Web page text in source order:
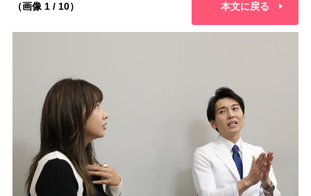
（画像 1 / 10） 本文に戻る